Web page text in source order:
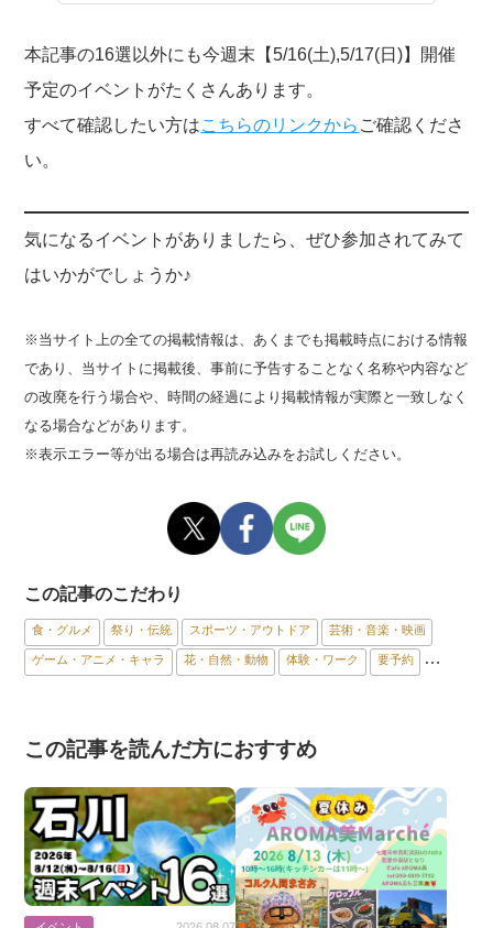
本記事の16選以外にも今週末【5/16(土),5/17(日)】開催
予定のイベントがたくさんあります。
すべて確認したい方はこちらのリンクから ご確認くださ
い。
気になるイベントがありましたら、ぜひ参加されてみて
はいかがでしょうか♪
※当サイト上の全ての掲載情報は、あくまでも掲載時点における情報
であり、当サイトに掲載後、事前に予告することなく名称や内容など
の改廃を行う場合や、時間の経過により掲載情報が実際と一致しなく
なる場合などがあります。
※表示エラー等が出る場合は再読み込みをお試しください。
この記事のこだわり
食・グルメ 祭り・伝統 スポーツ・アウトドア 芸術・音楽・映画
ゲーム・アニメ・キャラ 花・自然・動物 体験・ワーク 要予約
この記事を読んだ方におすすめ